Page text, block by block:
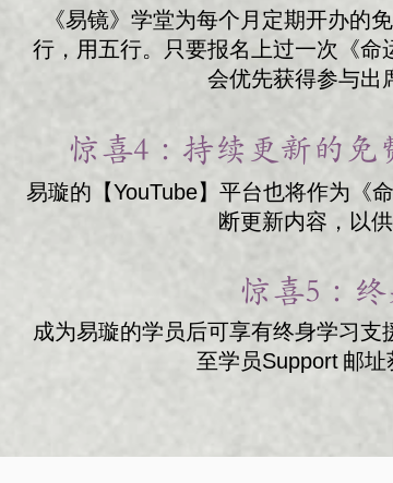
《易镜》学堂为每个月定期开办的
行，用五行。只要报名上过一次《命
会优先获得参与出
惊喜4 ：持续更新的免
易璇的【YouTube】平台也将作为《
断更新内容，以
惊喜5 ：
成为易璇的学员后可享有终身学习
至学员Support 邮